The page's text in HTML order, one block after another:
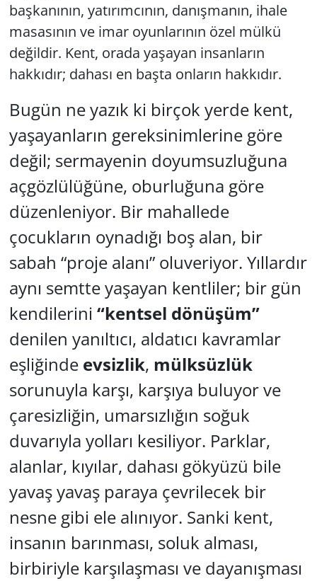
başkanının, yatırımcının, danışmanın, ihale
masasının ve imar oyunlarının özel mülkü
değildir. Kent, orada yaşayan insanların
hakkıdır; dahası en başta onların hakkıdır.
Bugün ne yazık ki birçok yerde kent,
yaşayanların gereksinimlerine göre
değil; sermayenin doyumsuzluğuna
açgözlülüğüne, oburluğuna göre
düzenleniyor. Bir mahallede
çocukların oynadığı boş alan, bir
sabah “proje alanı” oluveriyor. Yıllardır
aynı semtte yaşayan kentliler; bir gün
kendilerini “kentsel dönüşüm”
denilen yanıltıcı, aldatıcı kavramlar
eşliğinde evsizlik, mülksüzlük
sorunuyla karşı, karşıya buluyor ve
çaresizliğin, umarsızlığın soğuk
duvarıyla yolları kesiliyor. Parklar,
alanlar, kıyılar, dahası gökyüzü bile
yavaş yavaş paraya çevrilecek bir
nesne gibi ele alınıyor. Sanki kent,
insanın barınması, soluk alması,
birbiriyle karşılaşması ve dayanışması